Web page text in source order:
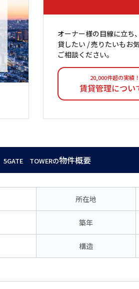
オーナー様の目線に立ち
貸したい / 売りたいもお
ご相談ください。
20,000件超の実績！
賃貸管理につい
TOWERの物件概要
所在地
築年
構造